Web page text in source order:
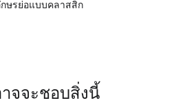
ษรย่อแบบคลาสสิก
จจะชอบสิ่งนี้